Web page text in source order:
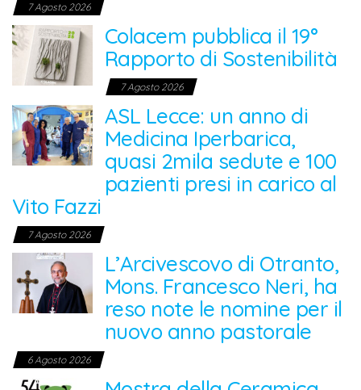
7 Agosto 2026
Colacem pubblica il 19°
Rapporto di Sostenibilità
7 Agosto 2026
ASL Lecce: un anno di
Medicina Iperbarica,
quasi 2mila sedute e 100
pazienti presi in carico al
Vito Fazzi
7 Agosto 2026
L’Arcivescovo di Otranto,
Mons. Francesco Neri, ha
reso note le nomine per il
nuovo anno pastorale
6 Agosto 2026